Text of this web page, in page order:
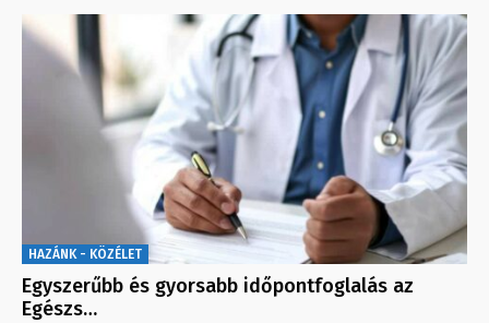
HAZÁNK - KÖZÉLET
Egyszerűbb és gyorsabb időpontfoglalás az
Egészs…